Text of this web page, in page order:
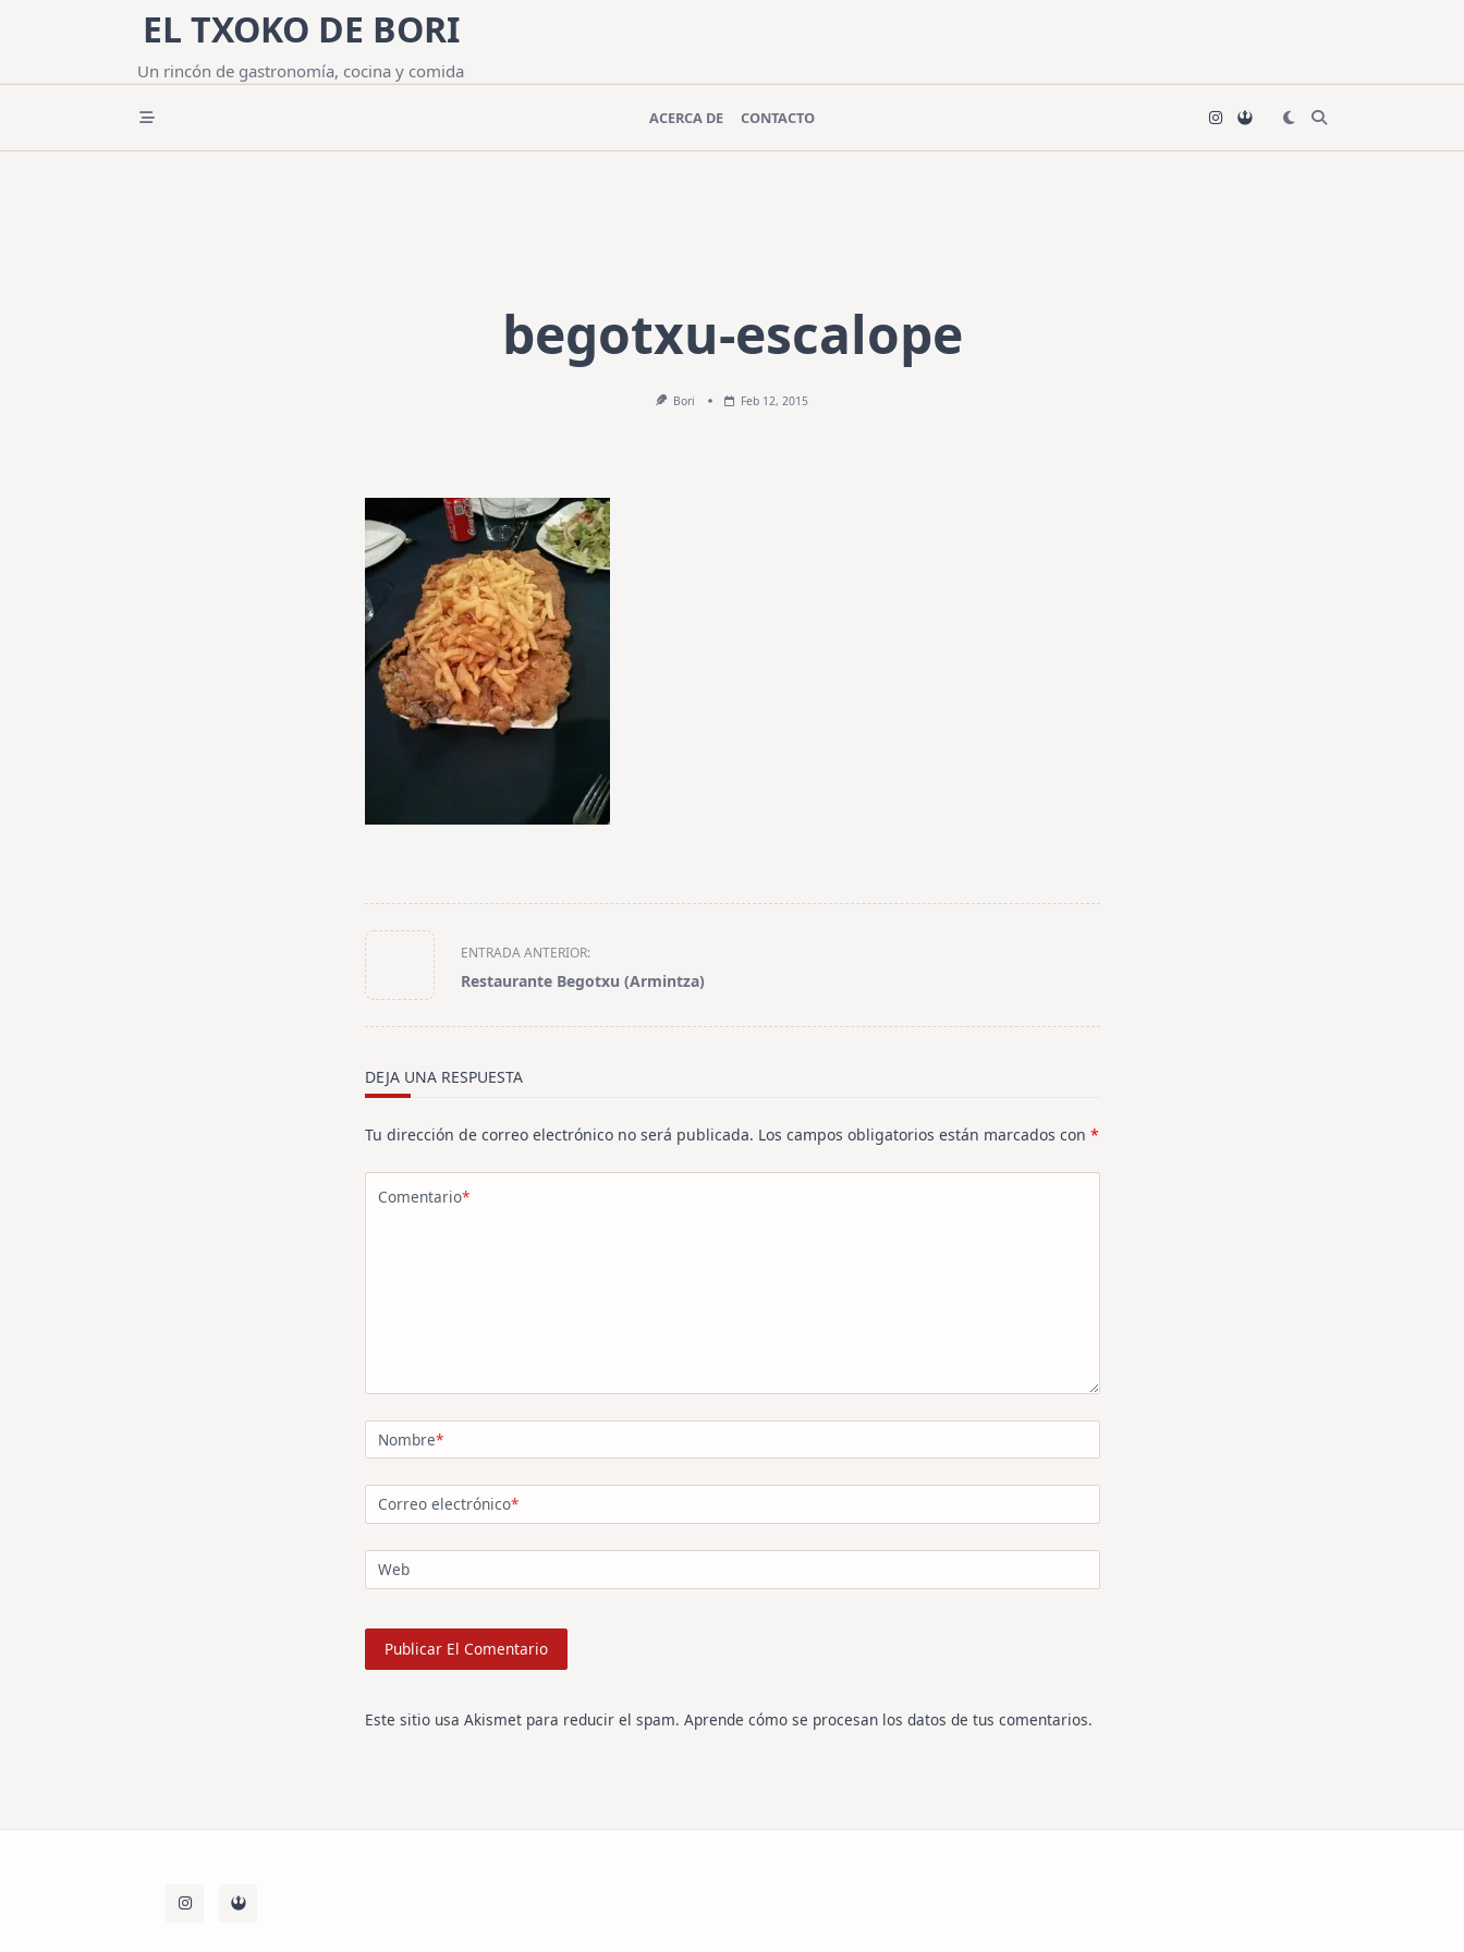
EL TXOKO DE BORI
Un rincón de gastronomía, cocina y comida
ACERCA DE CONTACTO
begotxu-escalope
Bori Feb 12, 2015
<span
class="nav-
subtitle
screen-
text">Página</span>
ENTRADA ANTERIOR:
Restaurante Begotxu (Armintza)
DEJA UNA RESPUESTA
Tu dirección de correo electrónico no será publicada. Los campos obligatorios están marcados con *
Comentario*
Nombre*
Correo electrónico*
Web
Este sitio usa Akismet para reducir el spam. Aprende cómo se procesan los datos de tus comentarios.